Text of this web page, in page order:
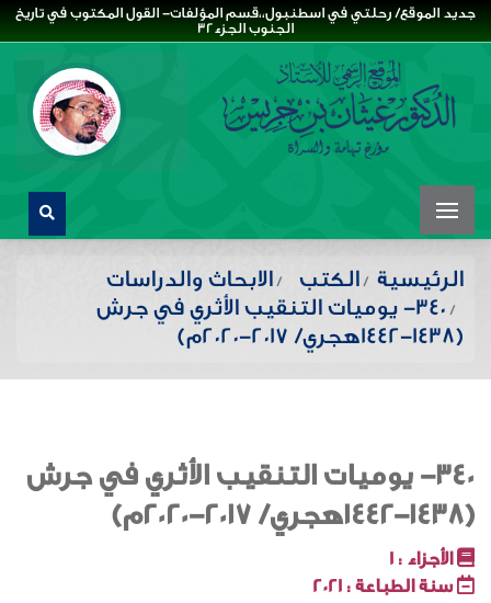
جديد الموقع/ رحلتي في اسطنبول،،قسم المؤلفات- القول المكتوب في تاريخ
الجنوب الجزء32
الرئيسية الكتب
الابحاث والدراسات
340- يوميات التنقيب الأثري في جرش
(1438-1442هجري/ 2017-2020م)
340- يوميات التنقيب الأثري في جرش
(1438-1442هجري/ 2017-2020م)
الأجزاء : 1
سنة الطباعة : 2021